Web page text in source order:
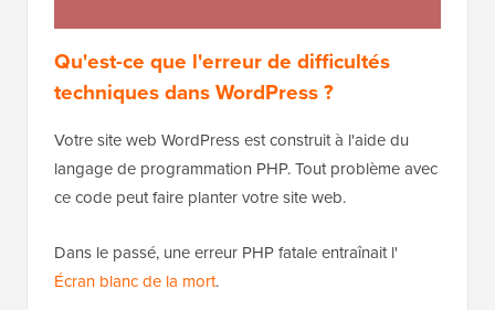
Qu'est-ce que l'erreur de difficultés
techniques dans WordPress ?
Votre site web WordPress est construit à l'aide du
langage de programmation PHP. Tout problème avec
ce code peut faire planter votre site web.
Dans le passé, une erreur PHP fatale entraînait l'
Écran blanc de la mort.